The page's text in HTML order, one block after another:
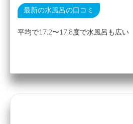
最新の水風呂の口コミ
平均で17.2〜17.8度で水風呂も広い